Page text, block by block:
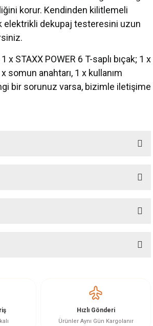
korur. Kendinden kilitlemeli
elektrikli dekupaj testeresini uzun
1 x STAXX POWER 6 T-saplı bıçak; 1 x
somun anahtarı, 1 x kullanım
bir sorunuz varsa, bizimle iletişime
henüz soru sorulmamış.
ederiz.
veya görüntülenemiyor.
Hızlı Gönderi
Ürünler Aynı Gün Kargolanır